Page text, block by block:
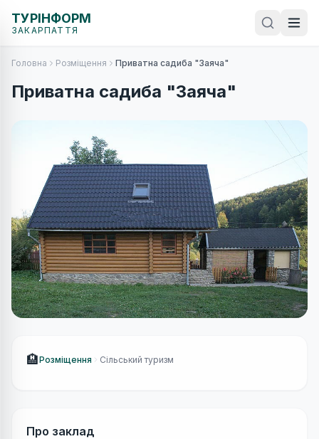
ТУРІНФОРМ
ЗАКАРПАТТЯ
Головна Розміщення Приватна садиба "Заяча"
Приватна садиба "Заяча"
🏨Розміщення Сільський туризм
Про заклад